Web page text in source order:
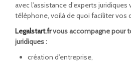
avec l’assistance d’experts
téléphone, voilà de quoi faciliter vos
Legalstart.frvous accompagne pour
juridiques :
création d’entreprise,